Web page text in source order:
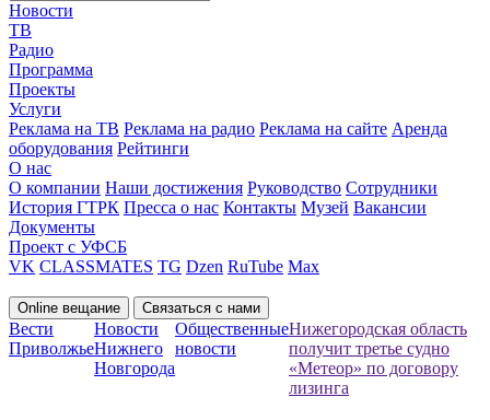
Новости
ТВ
Радио
Программа
Проекты
Услуги
Реклама на ТВ Реклама на радио Реклама на сайте Аренда
оборудования Рейтинги
О нас
О компании Наши достижения Руководство Сотрудники
История ГТРК Пресса о нас Контакты Музей Вакансии
Документы
Проект с УФСБ
VK CLASSMATES TG Dzen RuTube Max
Online вещание Связаться с нами
Вести
Приволжье
Новости
Нижнего
Новгорода
Общественные
новости
Нижегородская область
получит третье судно
«Метеор» по договору
лизинга